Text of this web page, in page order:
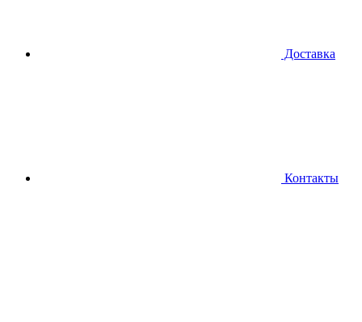
Доставка
Контакты